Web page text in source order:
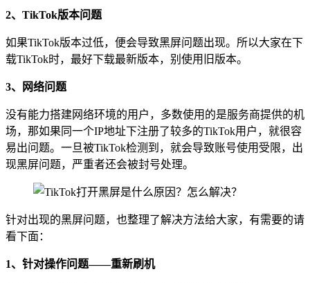
2、TikTok版本问题
如果TikTok版本过低，便会导致黑屏问题出现。所以大家在下
载TikTok时，最好下载最新版本，别使用旧版本。
3、网络问题
没有能力搭建网络环境的用户，多数使用的是服务商提供的机
场，那如果同一个IP地址下注册了较多的TikTok用户，就很容
易出问题。一旦被TikTok检测到，就会导致账号使用受限，出
现黑屏问题，严重者还会被封号处理。
针对出现的黑屏问题，也整理了解决方法给大家，有需要的请
看下面：
1、针对操作问题——重新刷机